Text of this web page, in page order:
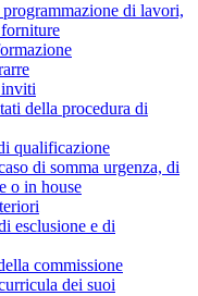
di lavori,
della procedura di
qualificazione
di somma urgenza, di
o in house
esclusione e di
commissione
dei suoi